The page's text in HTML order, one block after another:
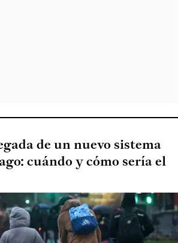
de un nuevo sistema
cuándo y cómo sería el